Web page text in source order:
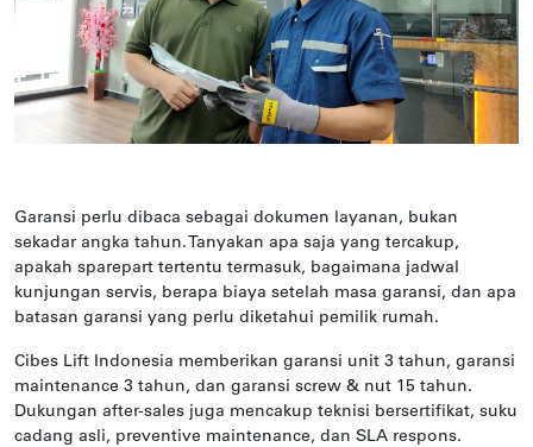
Garansi perlu dibaca sebagai dokumen layanan, bukan
sekadar angka tahun. Tanyakan apa saja yang tercakup,
apakah sparepart tertentu termasuk, bagaimana jadwal
kunjungan servis, berapa biaya setelah masa garansi, dan apa
batasan garansi yang perlu diketahui pemilik rumah.
Cibes Lift Indonesia memberikan garansi unit 3 tahun, garansi
maintenance 3 tahun, dan garansi screw & nut 15 tahun.
Dukungan after-sales juga mencakup teknisi bersertifikat, suku
cadang asli, preventive maintenance, dan SLA respons.